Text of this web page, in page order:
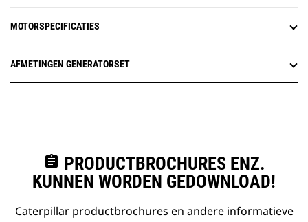
MOTORSPECIFICATIES
AFMETINGEN GENERATORSET
assignment PRODUCTBROCHURES ENZ.
KUNNEN WORDEN GEDOWNLOAD!
Caterpillar productbrochures en andere informatieve